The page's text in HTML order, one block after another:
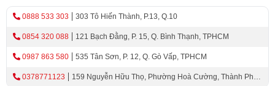
0888 533 303 303 Tô Hiến Thành, P.13, Q.10
0854 320 088 121 Bạch Đằng, P. 15, Q. Bình Thạnh, TPHCM
0987 863 580 535 Tân Sơn, P. 12, Q. Gò Vấp, TPHCM
0378771123
159 Nguyễn Hữu Thọ, Phường Hoà Cường, Thành Phố